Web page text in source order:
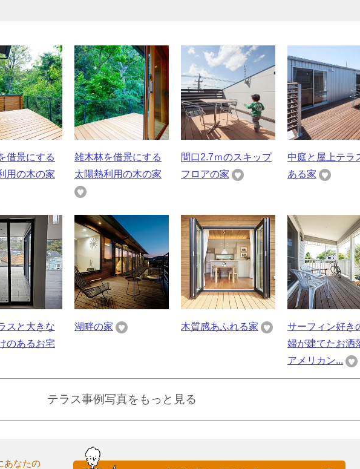
借景にする
用の木の家
雑木林を借景にする
太陽熱利用の木の家
間口2.7ｍのスキップ
フロアの家
中庭と屋上テラ
ある家
スと大きな
のあるお宅
湖畔の家 木質感あふれる家
サーフィン好き
婦が建てたお洒
アメリカン...
テラス事例写真をもっと見る
あなたの